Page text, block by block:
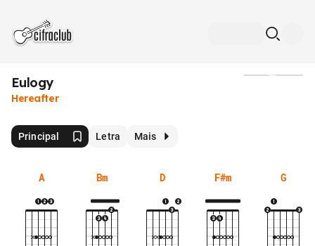
Eulogy
Hereafter
Principal Letra Mais
A Bm D F#m G